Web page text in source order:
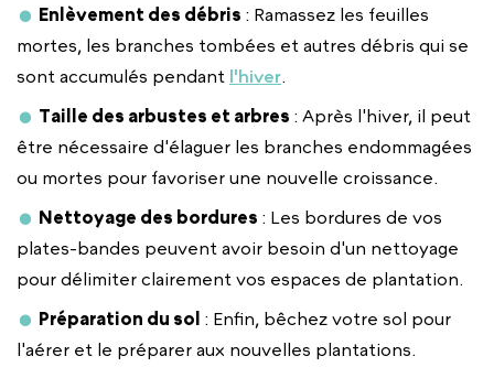
Enlèvement des débris : Ramassez les feuilles
mortes, les branches tombées et autres débris qui se
sont accumulés pendant l'hiver.
Taille des arbustes et arbres : Après l'hiver, il peut
être nécessaire d'élaguer les branches endommagées
ou mortes pour favoriser une nouvelle croissance.
Nettoyage des bordures : Les bordures de vos
plates-bandes peuvent avoir besoin d'un nettoyage
pour délimiter clairement vos espaces de plantation.
Préparation du sol : Enfin, bêchez votre sol pour
l'aérer et le préparer aux nouvelles plantations.